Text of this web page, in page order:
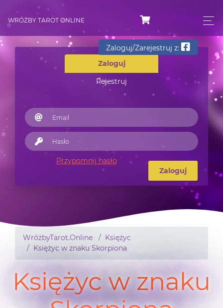
WRÓŻBY TAROT ONLINE
Zaloguj
Rejestruj
Zaloguj/Zarejestruj z:
Przypomnij hasło
Zaloguj
WróżbyTarot.Online
Księżyc
Księżyc w znaku Skorpiona
Księżyc w znaku